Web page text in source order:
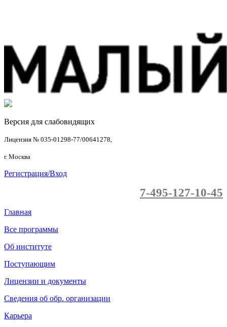
Версия для слабовидящих
Лицензия № 035-01298-77/00641278,
г. Москва
Регистрация/Вход
7-495-127-10-45
Главная
Все программы
Об институте
Поступающим
Лицензии и документы
Сведения об обр. организации
Карьера